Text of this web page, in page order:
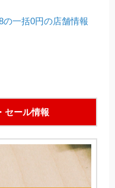
の一括0円の店舗情報
セール情報